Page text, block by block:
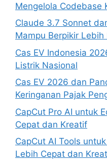
Mengelola Codebase
Claude 3.7 Sonnet
Mampu Berpikir Lebih
Cas EV Indonesia
Listrik Nasional
Cas EV 2026 dan
Keringanan Pajak
CapCut Pro AI untuk
Cepat dan Kreatif
CapCut AI Tools
Lebih Cepat dan